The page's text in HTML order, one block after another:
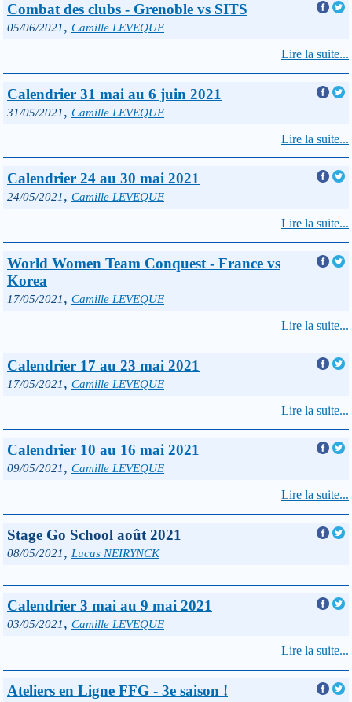
Combat des clubs - Grenoble vs SITS
05/06/2021, Camille LEVEQUE
Lire la suite...
Calendrier 31 mai au 6 juin 2021
31/05/2021, Camille LEVEQUE
Lire la suite...
Calendrier 24 au 30 mai 2021
24/05/2021, Camille LEVEQUE
Lire la suite...
World Women Team Conquest - France vs
Korea
17/05/2021, Camille LEVEQUE
Lire la suite...
Calendrier 17 au 23 mai 2021
17/05/2021, Camille LEVEQUE
Lire la suite...
Calendrier 10 au 16 mai 2021
09/05/2021, Camille LEVEQUE
Lire la suite...
Stage Go School août 2021
08/05/2021, Lucas NEIRYNCK
Calendrier 3 mai au 9 mai 2021
03/05/2021, Camille LEVEQUE
Lire la suite...
Ateliers en Ligne FFG - 3e saison !